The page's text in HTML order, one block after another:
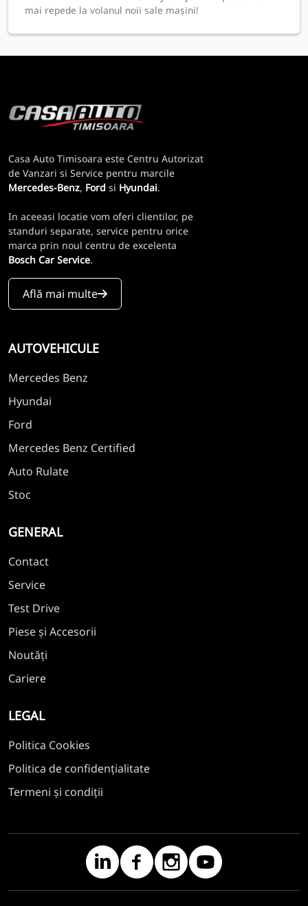
mai repede la volanul noii sale mașini!
Casa Auto Timisoara este Centru Autorizat
de Vanzari si Service pentru marcile
Mercedes-Benz, Ford si Hyundai.
In aceeasi locatie vom oferi clientilor, pe
standuri separate, service pentru orice
marca prin noul centru de excelenta
Bosch Car Service.
Află mai multe
AUTOVEHICULE
Mercedes Benz
Hyundai
Ford
Mercedes Benz Certified
Auto Rulate
Stoc
GENERAL
Contact
Service
Test Drive
Piese și Accesorii
Noutăți
Cariere
LEGAL
Politica Cookies
Politica de confidențialitate
Termeni și condiții